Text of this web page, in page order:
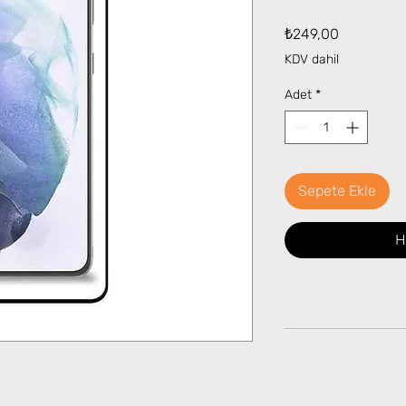
₺249,00
KDV dahil
Adet *
Sepete Ekle